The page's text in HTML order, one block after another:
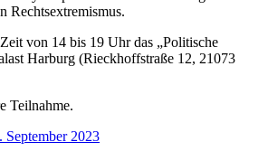
Rechtsextremismus.
von 14 bis 19 Uhr das „Politische
Harburg (Rieckhoffstraße 12, 21073
Teilnahme.
September 2023